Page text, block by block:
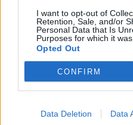
I want to opt-out of
Retention, Sale, and/or
Personal Data that Is
Purposes for which it was
Opted Out
CONFIRM
Data Deletion Data
CONDIVIDI QUESTO ARTICOLO:
E-mail
Mastodon